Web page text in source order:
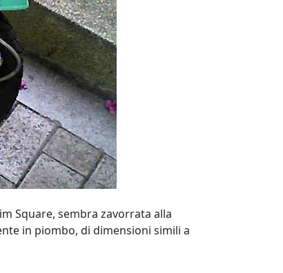
Square, sembra zavorrata alla
in piombo, di dimensioni simili a